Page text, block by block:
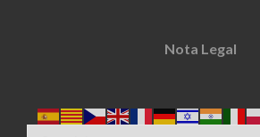
Nota Legal